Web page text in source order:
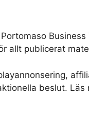
Business
allt publicerat
beslut. Läs